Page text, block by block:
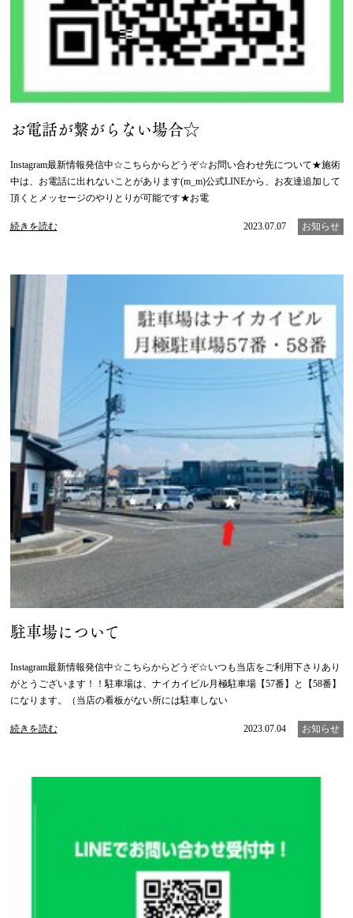
お電話が繋がらない場合☆
Instagram最新情報発信中☆こちらからどうぞ☆お問い合わせ先について★施術
中は、お電話に出れないことがあります(m_m)公式LINEから、お友達追加して
頂くとメッセージのやりとりが可能です★お電
続きを読む 2023.07.07 お知らせ
駐車場について
Instagram最新情報発信中☆こちらからどうぞ☆いつも当店をご利用下さりあり
がとうございます！！駐車場は、ナイカイビル月極駐車場【57番】と【58番】
になります。（当店の看板がない所には駐車しない
続きを読む 2023.07.04 お知らせ